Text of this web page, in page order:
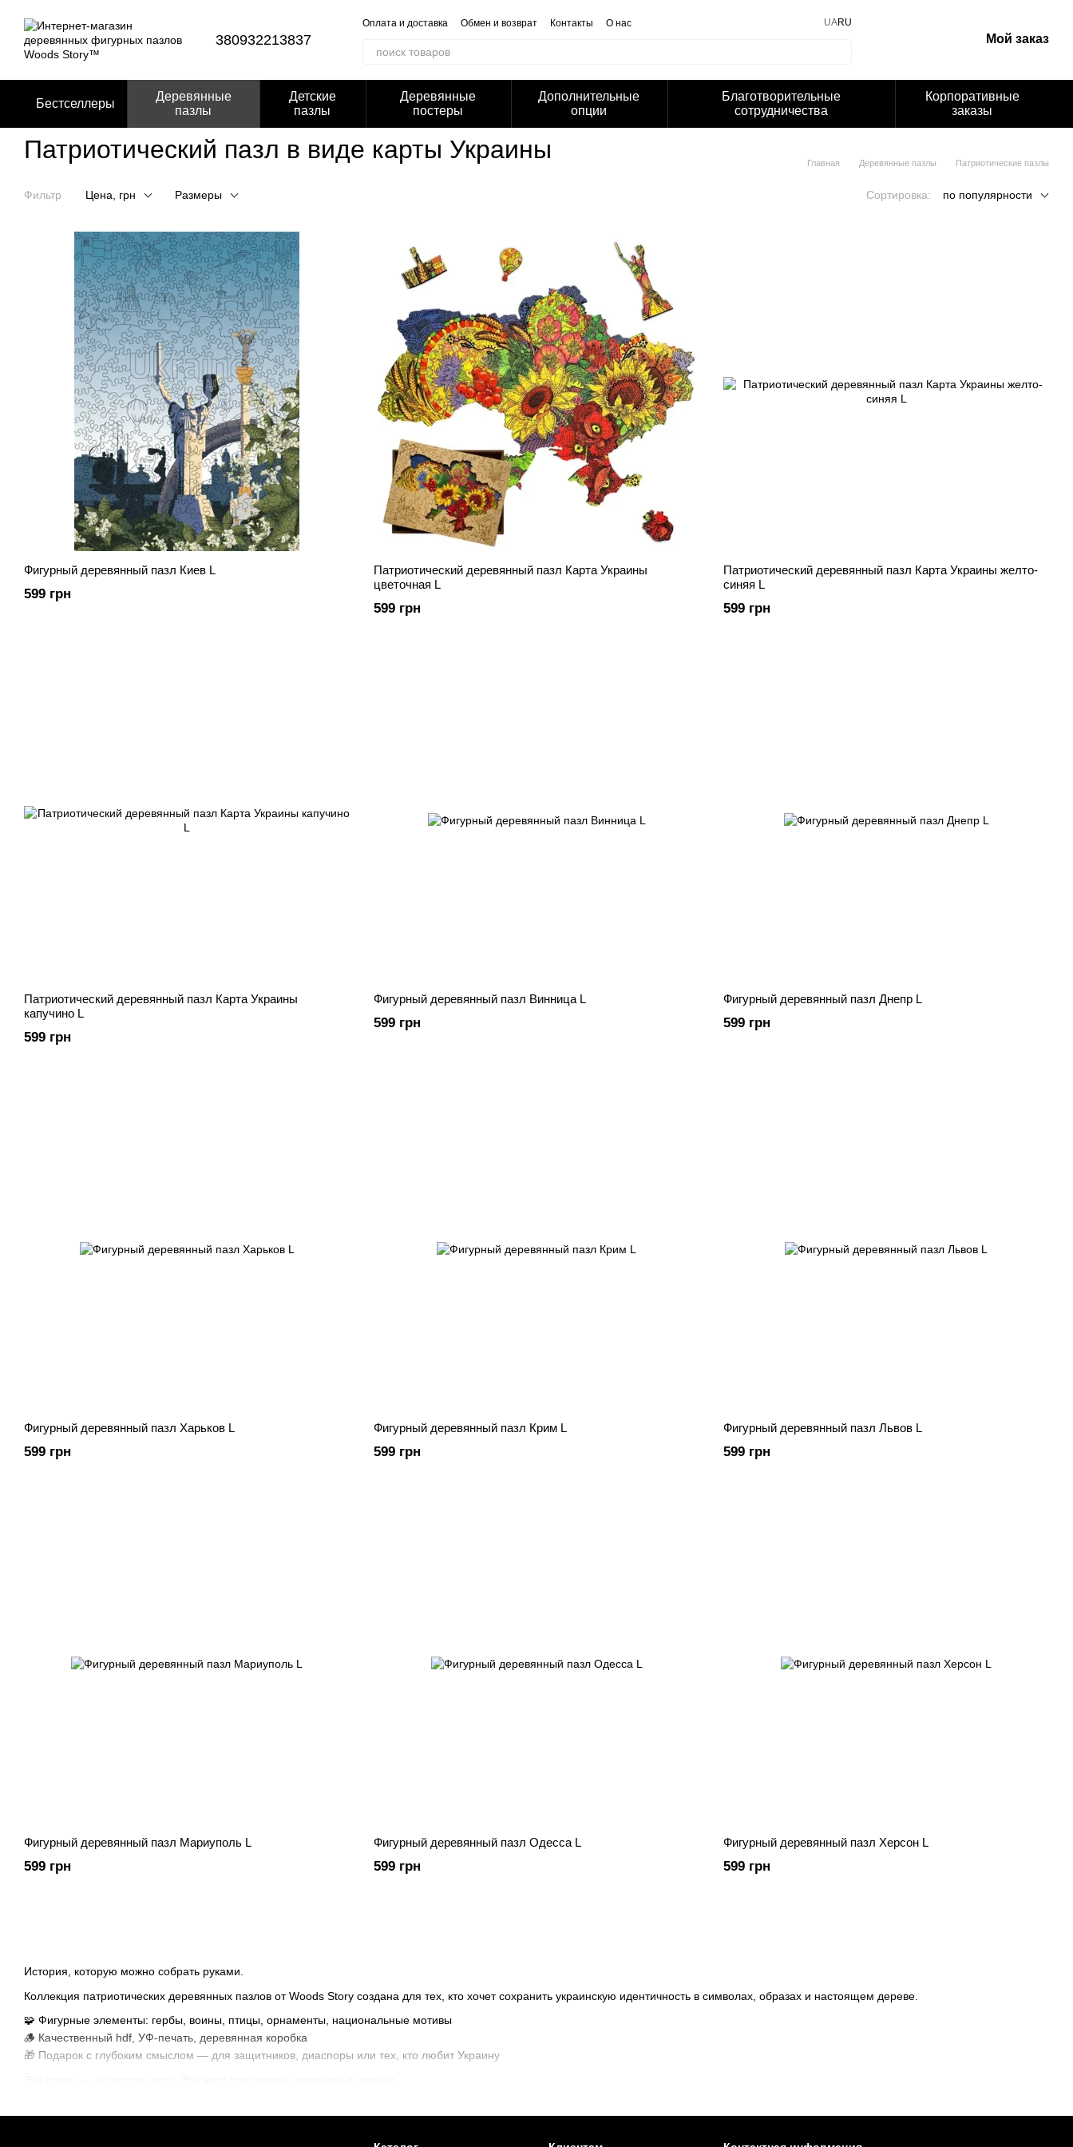
380932213837
Оплата и доставка Обмен и возврат Контакты
О нас
Блог
Публичная оферта
UARU
Мой заказ
Бестселлеры
Деревянные
пазлы
Детские
пазлы
Деревянные
постеры
Дополнительные
опции
Благотворительные
сотрудничества
Корпоративные
заказы
Патриотический пазл в виде карты Украины Главная Деревянные пазлы Патриотические пазлы
Фильтр Цена, грн Размеры Сортировка: по популярности
История, которую можно собрать руками.
Коллекция патриотических деревянных пазлов от Woods Story создана для тех, кто хочет сохранить украинскую идентичность в символах, образах и настоящем дереве.
🧩 Фигурные элементы: гербы, воины, птицы, орнаменты, национальные мотивы
🪵 Качественный hdf, УФ-печать, деревянная коробка
🎁 Подарок с глубоким смыслом — для защитников, диаспоры или тех, кто любит Украину
Фигурный деревянный пазл Киев L
599 грн
Патриотический деревянный пазл Карта Украины
цветочная L
599 грн
Патриотический деревянный пазл Карта Украины желто-
синяя L
599 грн
Патриотический деревянный пазл Карта Украины
капучино L
599 грн
Фигурный деревянный пазл Винница L
599 грн
Фигурный деревянный пазл Днепр L
599 грн
Фигурный деревянный пазл Харьков L
599 грн
Фигурный деревянный пазл Крим L
599 грн
Фигурный деревянный пазл Львов L
599 грн
Фигурный деревянный пазл Мариуполь L
599 грн
Фигурный деревянный пазл Одесса L
599 грн
Фигурный деревянный пазл Херсон L
599 грн